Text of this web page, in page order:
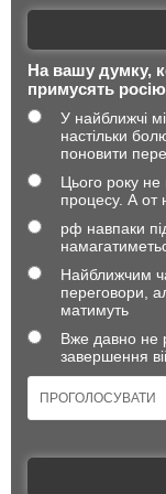
На вашу думку,
примусять росію
У найближчі
настільки
поновити
Цього року не
процесу. А от
рф навпаки
Найближчим
переговори,
матимуть
Вже давно не
завершення